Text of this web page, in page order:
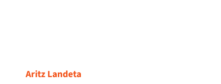
Aritz Landeta